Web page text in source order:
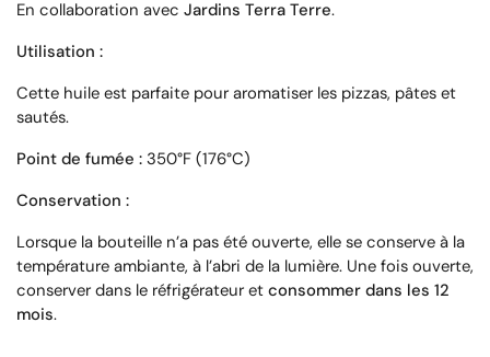
En collaboration avec Jardins Terra Terre.
Utilisation :
Cette huile est parfaite pour aromatiser les pizzas, pâtes et
sautés.
Point de fumée : 350°F (176°C)
Conservation :
Lorsque la bouteille n’a pas été ouverte, elle se conserve à la
température ambiante, à l’abri de la lumière. Une fois ouverte,
conserver dans le réfrigérateur et consommer dans les 12
mois.